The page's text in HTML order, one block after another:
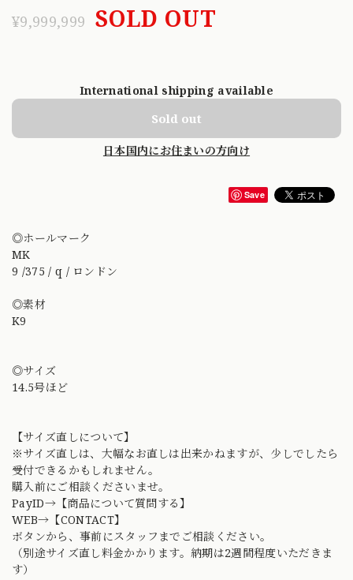
¥9,999,999 SOLD OUT
International shipping available
Sold out
日本国内にお住まいの方向け
Save
◎ホールマーク
MK
9 /375 / q / ロンドン
◎素材
K9
◎サイズ
14.5号ほど
【サイズ直しについて】
※サイズ直しは、大幅なお直しは出来かねますが、少しでしたら
受付できるかもしれません。
購入前にご相談くださいませ。
PayID→【商品について質問する】
WEB→【CONTACT】
ボタンから、事前にスタッフまでご相談ください。
（別途サイズ直し料金かかります。納期は2週間程度いただきま
す）